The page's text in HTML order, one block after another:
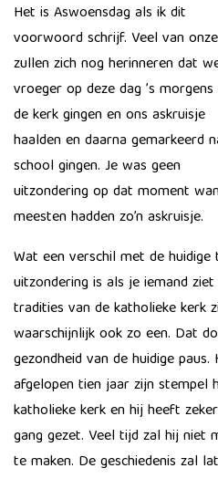
Het is Aswoensdag als ik dit
voorwoord schrijf. Veel van
zullen zich nog herinneren dat
vroeger op deze dag ’s
de kerk gingen en ons askruisje
haalden en daarna gemarkeerd
school gingen. Je was geen
uitzondering op dat moment
meesten hadden zo’n askruisje.
​Wat een verschil met de
uitzondering is als je iemand
tradities van de katholieke kerk
waarschijnlijk ook zo een. Dat
gezondheid van de huidige
afgelopen tien jaar zijn stempel
katholieke kerk en hij heeft
gang gezet. Veel tijd zal hij niet
te maken. De geschiedenis zal